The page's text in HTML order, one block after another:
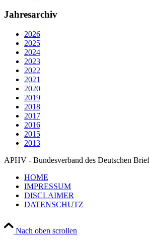
Jahresarchiv
2026
2025
2024
2023
2022
2021
2020
2019
2018
2017
2016
2015
2013
APHV - Bundesverband des Deutschen
HOME
IMPRESSUM
DISCLAIMER
DATENSCHUTZ
Nach oben scrollen